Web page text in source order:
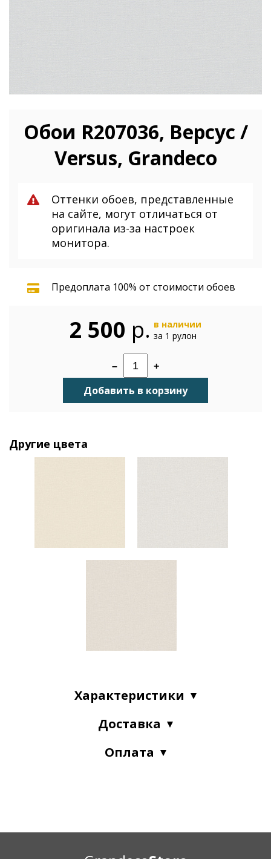
Обои R207036, Версус /
Versus, Grandeco
Оттенки обоев, представленные
на сайте, могут отличаться от
оригинала из-за настроек
монитора.
Предоплата 100% от стоимости обоев
2 500 р. в наличии
за 1 рулон
– +
Добавить в корзину
Другие цвета
Характеристики
Доставка
Оплата